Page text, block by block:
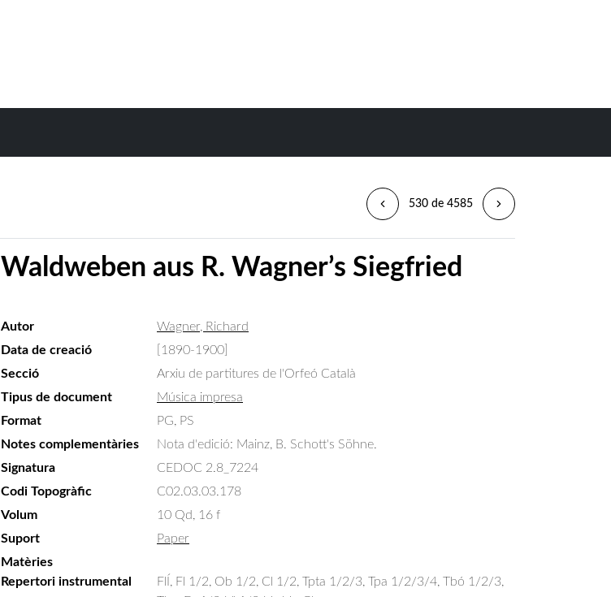
530 de 4585
Waldweben aus R. Wagner’s Siegfried
Autor
Wagner, Richard
Data de creació
[1890-1900]
Secció
Arxiu de partitures de l'Orfeó Català
Tipus de document
Música impresa
Format
PG, PS
Notes complementàries
Nota d'edició: Mainz, B. Schott's Söhne.
Signatura
CEDOC 2.8_7224
Codi Topogràfic
C02.03.03.178
Volum
10 Qd, 16 f
Suport
Paper
Matèries
Repertori instrumental
FlÍ, Fl 1/2, Ob 1/2, Cl 1/2, Tpta 1/2/3, Tpa 1/2/3/4, Tbó 1/2/3,